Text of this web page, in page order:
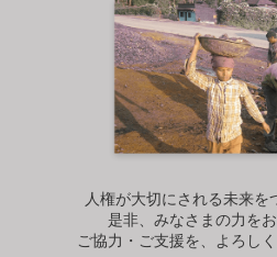
人権が大切にされる未来を
是非、みなさまの力をお
ご協力・ご支援を、よろし